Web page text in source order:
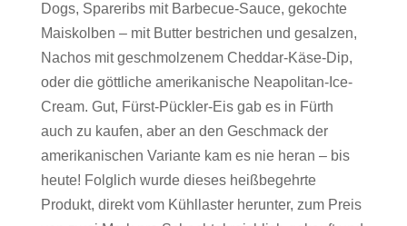
Dogs, Spareribs mit Barbecue-Sauce, gekochte
Maiskolben – mit Butter bestrichen und gesalzen,
Nachos mit geschmolzenem Cheddar-Käse-Dip,
oder die göttliche amerikanische Neapolitan-Ice-
Cream. Gut, Fürst-Pückler-Eis gab es in Fürth
auch zu kaufen, aber an den Geschmack der
amerikanischen Variante kam es nie heran – bis
heute! Folglich wurde dieses heißbegehrte
Produkt, direkt vom Kühllaster herunter, zum Preis